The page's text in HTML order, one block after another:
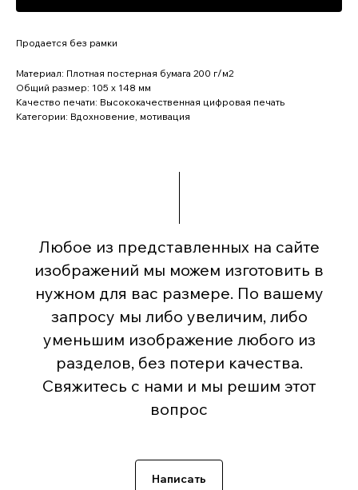
Продается без рамки
Материал: Плотная постерная бумага 200 г/м2
Общий размер: 105 x 148 мм
Качество печати: Высококачественная цифровая печать
Категории: Вдохновение, мотивация
Любое из представленных на сайте
изображений мы можем изготовить в
нужном для вас размере. По вашему
запросу мы либо увеличим, либо
уменьшим изображение любого из
разделов, без потери качества.
Свяжитесь с нами и мы решим этот
вопрос
Написать